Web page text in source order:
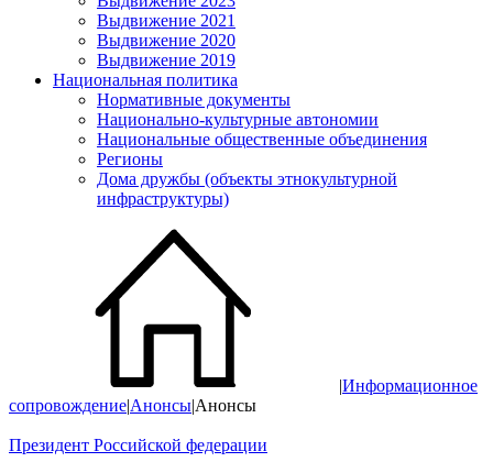
Выдвижение 2021
Выдвижение 2020
Выдвижение 2019
Национальная политика
Нормативные документы
Национально-культурные автономии
Национальные общественные объединения
Регионы
Дома дружбы (объекты этнокультурной
инфраструктуры)
|Информационное
сопровождение|Анонсы|Анонсы
Президент Российской федерации